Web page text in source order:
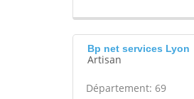
Bp net services Lyon
Artisan
Département: 69